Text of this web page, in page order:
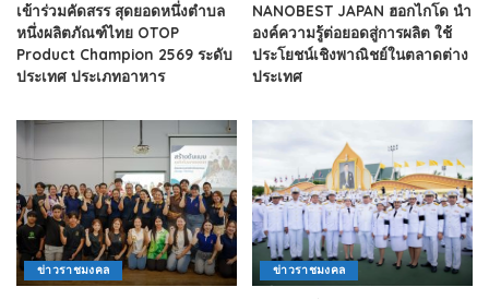
เข้าร่วมคัดสรร สุดยอดหนึ่งตำบล
หนึ่งผลิตภัณฑ์ไทย OTOP
Product Champion 2569 ระดับ
ประเทศ ประเภทอาหาร
NANOBEST JAPAN ฮอกไกโด นำ
องค์ความรู้ต่อยอดสู่การผลิต ใช้
ประโยชน์เชิงพาณิชย์ในตลาดต่าง
ประเทศ
ข่าวราชมงคล ข่าวราชมงคล